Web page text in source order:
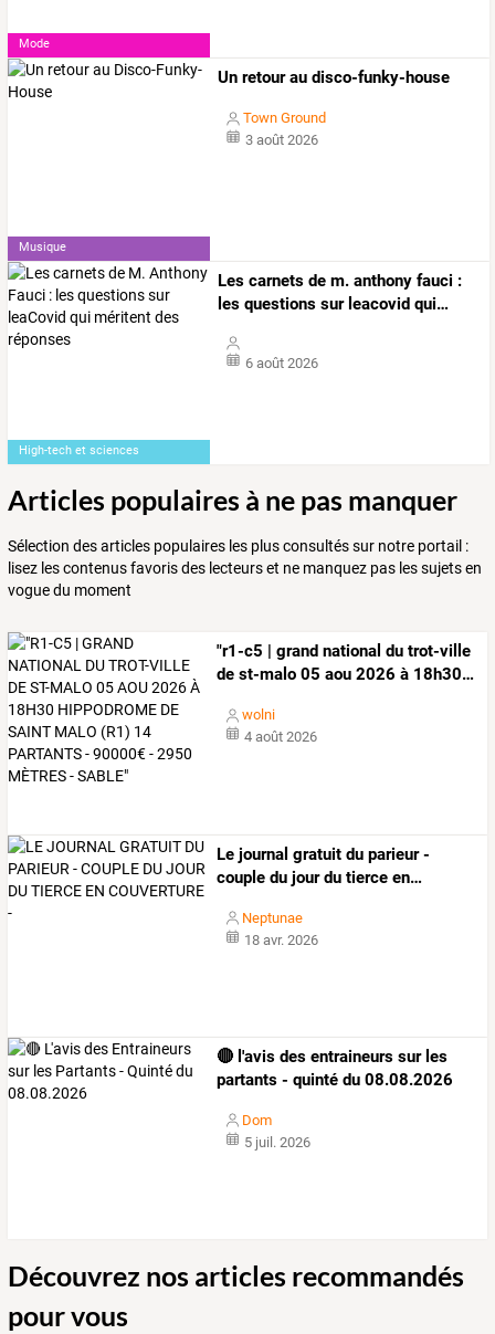
Mode
Musique
Un retour au disco-funky-house
Town Ground
3 août 2026
High-tech et sciences
Les carnets de m. anthony fauci :
les questions surleacovid qui…
6 août 2026
Articles populaires à ne pas manquer
Sélection des articles populaires les plus consultés sur notre portail :
lisez les contenus favoris des lecteurs et ne manquez pas les sujets en
vogue du moment
"r1-c5 grand national du trot-ville
de st-malo 05 aou 2026 à 18h30…
wolni
4 août 2026
Le journal gratuit du parieur-
couple du jourdu tierce en…
Neptunae
18 avr. 2026
🔴 l'avis des entraineurs sur les
partants - quinté du 08.08.2026
Dom
5 juil. 2026
Découvrez nos articles recommandés
pour vous